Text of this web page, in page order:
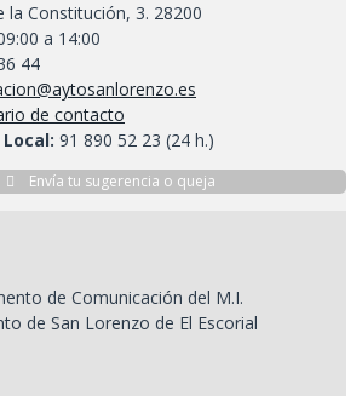
la Constitución, 3. 28200
a 14:00
44
de contacto
91 890 52 23 (24 h.)
Envía tu sugerencia o queja
de Comunicación del M.I.
de San Lorenzo de El Escorial